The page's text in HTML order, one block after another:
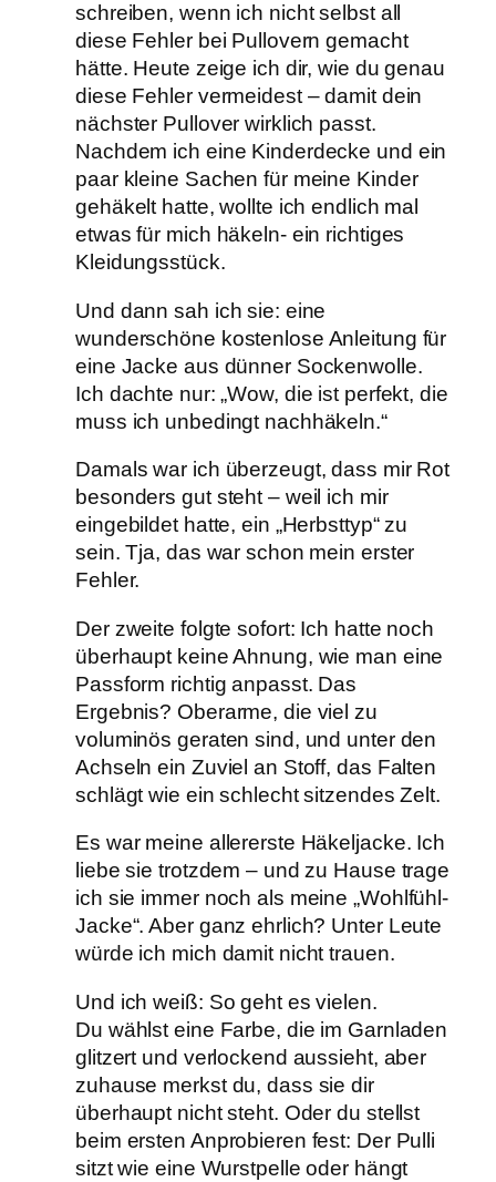
schreiben, wenn ich nicht selbst all
diese Fehler bei Pullovern gemacht
hätte. Heute zeige ich dir, wie du genau
diese Fehler vermeidest – damit dein
nächster Pullover wirklich passt.
Nachdem ich eine Kinderdecke und ein
paar kleine Sachen für meine Kinder
gehäkelt hatte, wollte ich endlich mal
etwas für mich häkeln- ein richtiges
Kleidungsstück.
Und dann sah ich sie: eine
wunderschöne kostenlose Anleitung für
eine Jacke aus dünner Sockenwolle.
Ich dachte nur: „Wow, die ist perfekt, die
muss ich unbedingt nachhäkeln.“
Damals war ich überzeugt, dass mir Rot
besonders gut steht – weil ich mir
eingebildet hatte, ein „Herbsttyp“ zu
sein. Tja, das war schon mein erster
Fehler.
Der zweite folgte sofort: Ich hatte noch
überhaupt keine Ahnung, wie man eine
Passform richtig anpasst. Das
Ergebnis? Oberarme, die viel zu
voluminös geraten sind, und unter den
Achseln ein Zuviel an Stoff, das Falten
schlägt wie ein schlecht sitzendes Zelt.
Es war meine allererste Häkeljacke. Ich
liebe sie trotzdem – und zu Hause trage
ich sie immer noch als meine „Wohlfühl-
Jacke“. Aber ganz ehrlich? Unter Leute
würde ich mich damit nicht trauen.
Und ich weiß: So geht es vielen.
Du wählst eine Farbe, die im Garnladen
glitzert und verlockend aussieht, aber
zuhause merkst du, dass sie dir
überhaupt nicht steht. Oder du stellst
beim ersten Anprobieren fest: Der Pulli
sitzt wie eine Wurstpelle oder hängt